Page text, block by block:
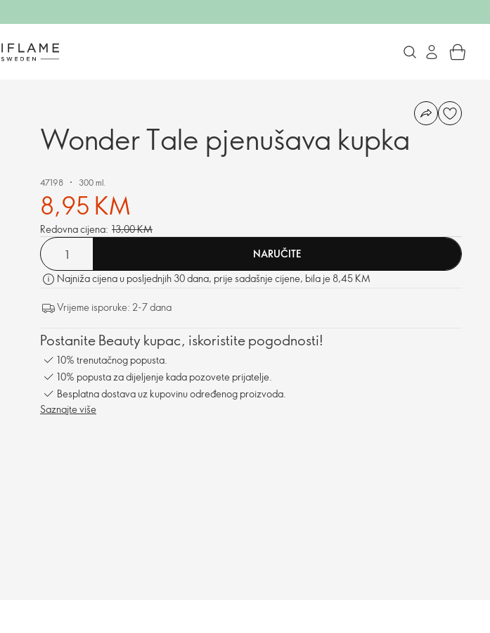
Wonder Tale pjenušava kupka
47198 300 ml.
8,95 KM
Redovna cijena: 13,00 KM
NARUČITE
Najniža cijena u posljednjih 30 dana, prije sadašnje cijene, bila je 8,45 KM
Vrijeme isporuke: 2-7 dana
Postanite Beauty kupac, iskoristite pogodnosti!
10% trenutačnog popusta.
10% popusta za dijeljenje kada pozovete prijatelje.
Besplatna dostava uz kupovinu određenog proizvoda.
Saznajte više